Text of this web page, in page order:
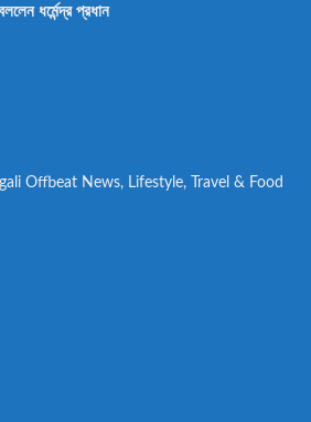
ধর্মেন্দ্র প্রধান
Offbeat News, Lifestyle, Travel & Food